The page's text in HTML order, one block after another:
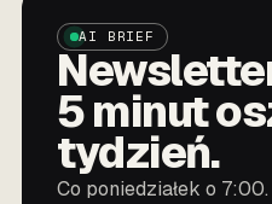
AI BRIEF
5 minut
tydzień.
Co poniedziałek o